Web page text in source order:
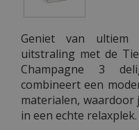
Geniet van
uitstraling met de
Champagne 3
combineert een
materialen,
in een echte relaxplek.